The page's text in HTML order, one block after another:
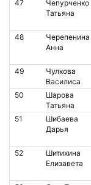
47
Чепурченко
Татьяна
48
Черепенина
Анна
49
Чулкова
Василиса
50
Шарова
Татьяна
51
Шибаева
Дарья
52
Шитихина
Елизавета